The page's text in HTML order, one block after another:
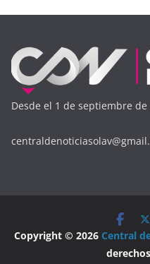
Desde el 1 de septiembre de
Copyright © 2026 Central